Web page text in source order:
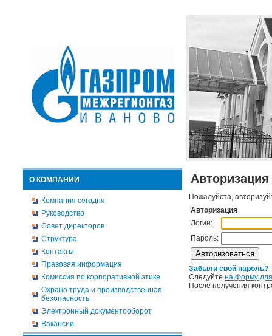
О КОМПАНИИ
Компания сегодня
Руководство
Совет директоров
Структура
Контакты
Правовая информация
Комиссия по корпоративной этике
Охрана труда и производственная
безопасность
Электронный документооборот
Вакансии
Авторизация
Пожалуйста,
Авторизация
Логин:
Пароль:
Забыли свой пароль?
Следуйте на форму
После получения